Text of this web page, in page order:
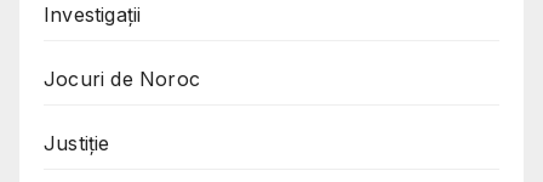
Investigații
Jocuri de Noroc
Justiție